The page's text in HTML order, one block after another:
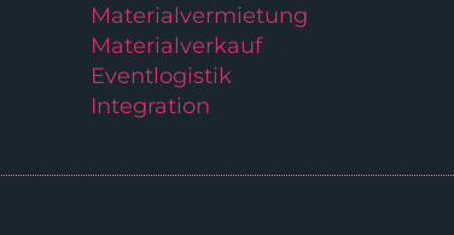
Materialvermietung
Materialverkauf
Eventlogistik
Integration